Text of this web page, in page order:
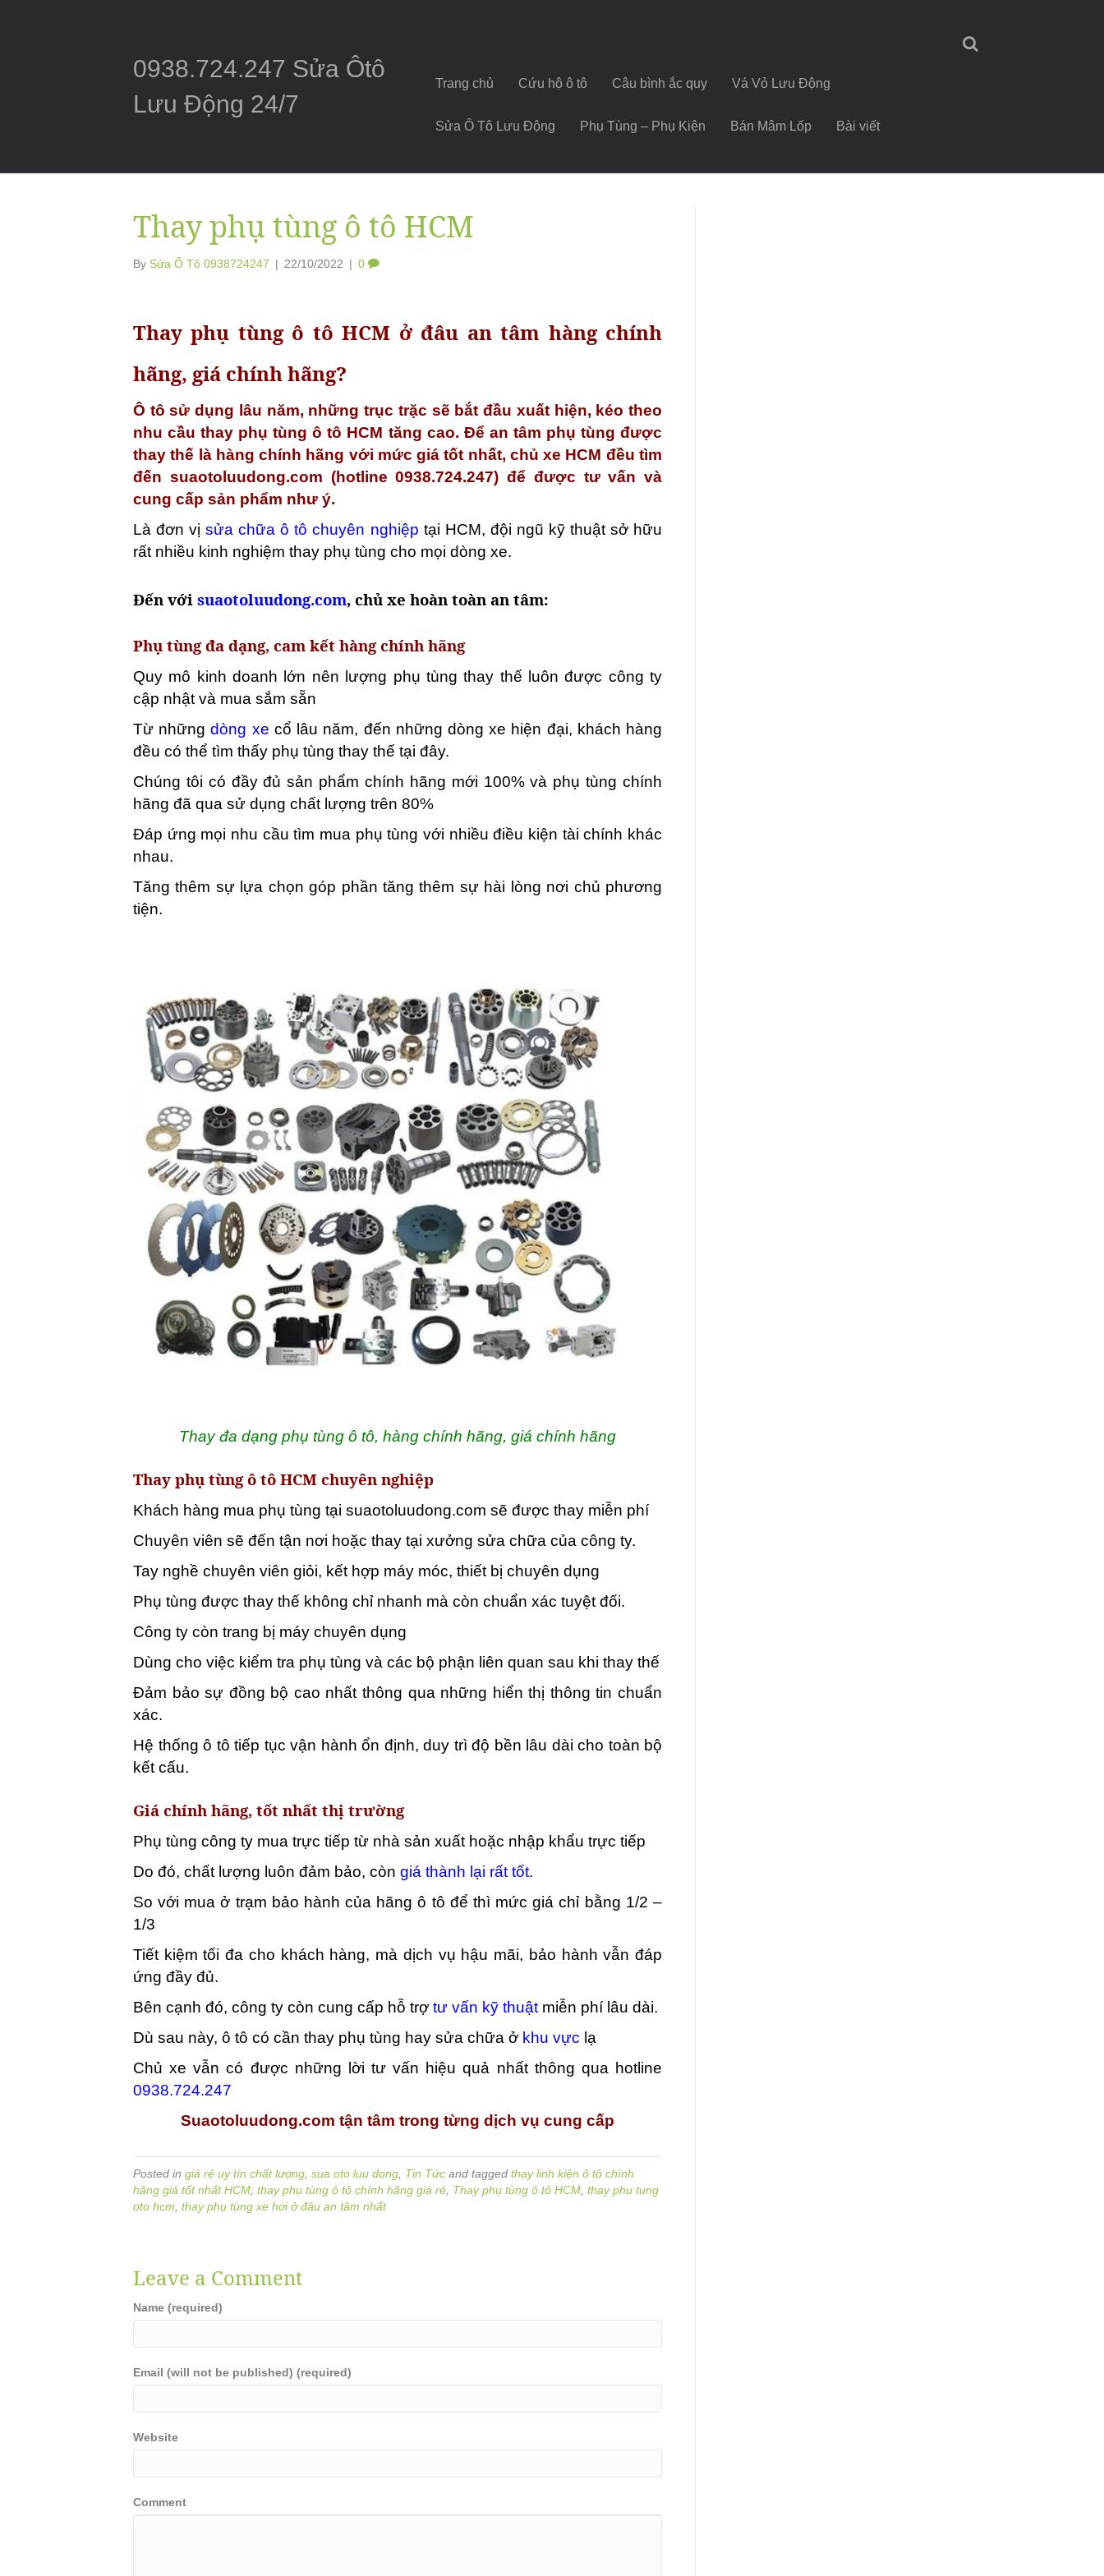
0938.724.247 Sửa Ôtô
Lưu Động 24/7
Trang chủ Cứu hộ ô tô Câu bình ắc quy Vá Vỏ Lưu Động
Sửa Ô Tô Lưu Động Phụ Tùng – Phụ Kiện Bán Mâm Lốp Bài viết
Thay phụ tùng ô tô HCM
By Sửa Ô Tô 0938724247 | 22/10/2022 | 0
Thay phụ tùng ô tô HCM ở đâu an tâm hàng chính
hãng, giá chính hãng?
Ô tô sử dụng lâu năm, những trục trặc sẽ bắt đầu xuất hiện, kéo theo
nhu cầu thay phụ tùng ô tô HCM tăng cao. Để an tâm phụ tùng được
thay thế là hàng chính hãng với mức giá tốt nhất, chủ xe HCM đều tìm
đến suaotoluudong.com (hotline 0938.724.247) để được tư vấn và
cung cấp sản phẩm như ý.
Là đơn vịsửa chữa ô tô chuyên nghiệp tại HCM, đội ngũ kỹ thuật sở hữu
rất nhiều kinh nghiệm thay phụ tùng cho mọi dòng xe.
Đến với suaotoluudong.com, chủ xe hoàn toàn an tâm:
Phụ tùng đa dạng, cam kết hàng chính hãng
Quy mô kinh doanh lớn nên lượng phụ tùng thay thế luôn được công ty
cập nhật và mua sắm sẵn
Từ nhữngdòng xe cổ lâu năm, đến những dòng xe hiện đại, khách hàng
đều có thể tìm thấy phụ tùng thay thế tại đây.
Chúng tôi có đầy đủ sản phẩm chính hãng mới 100% và phụ tùng chính
hãng đã qua sử dụng chất lượng trên 80%
Đáp ứng mọi nhu cầu tìm mua phụ tùng với nhiều điều kiện tài chính khác
nhau.
Tăng thêm sự lựa chọn góp phần tăng thêm sự hài lòng nơi chủ phương
tiện.
Thay đa dạng phụ tùng ô tô, hàng chính hãng, giá chính hãng
Thay phụ tùng ô tô HCM chuyên nghiệp
Khách hàng mua phụ tùng tại suaotoluudong.com sẽ được thay miễn phí
Chuyên viên sẽ đến tận nơi hoặc thay tại xưởng sửa chữa của công ty.
Tay nghề chuyên viên giỏi, kết hợp máy móc, thiết bị chuyên dụng
Phụ tùng được thay thế không chỉ nhanh mà còn chuẩn xác tuyệt đối.
Công ty còn trang bị máy chuyên dụng
Dùng cho việc kiểm tra phụ tùng và các bộ phận liên quan sau khi thay thế
Đảm bảo sự đồng bộ cao nhất thông qua những hiển thị thông tin chuẩn
xác.
Hệ thống ô tô tiếp tục vận hành ổn định, duy trì độ bền lâu dài cho toàn bộ
kết cấu.
Giá chính hãng, tốt nhất thị trường
Phụ tùng công ty mua trực tiếp từ nhà sản xuất hoặc nhập khẩu trực tiếp
Do đó, chất lượng luôn đảm bảo, còn giá thành lại rất tốt.
So với mua ở trạm bảo hành của hãng ô tô để thì mức giá chỉ bằng 1/2 –
1/3
Tiết kiệm tối đa cho khách hàng, mà dịch vụ hậu mãi, bảo hành vẫn đáp
ứng đầy đủ.
Bên cạnh đó, công ty còn cung cấp hỗ trợ tư vấn kỹ thuật miễn phí lâu dài.
Dù sau này, ô tô có cần thay phụ tùng hay sửa chữa ở khu vực lạ
Chủ xe vẫn có được những lời tư vấn hiệu quả nhất thông qua hotline
0938.724.247
Suaotoluudong.com tận tâm trong từng dịch vụ cung cấp
Posted in giá rẻ uy tín chất lượng sua oto luu dong Tin Tức and tagged thay linh kiện ô tô chính
hãng giá tốt nhất HCM thay phụ tùng ô tô chính hãng giá rẻ Thay phụ tùng ô tô HCM thay phu tung
oto hcm thay phụ tùng xe hơi ở đâu an tâm nhất
Leave a Comment
Name (required)
Email (will not be published) (required)
Website
Comment